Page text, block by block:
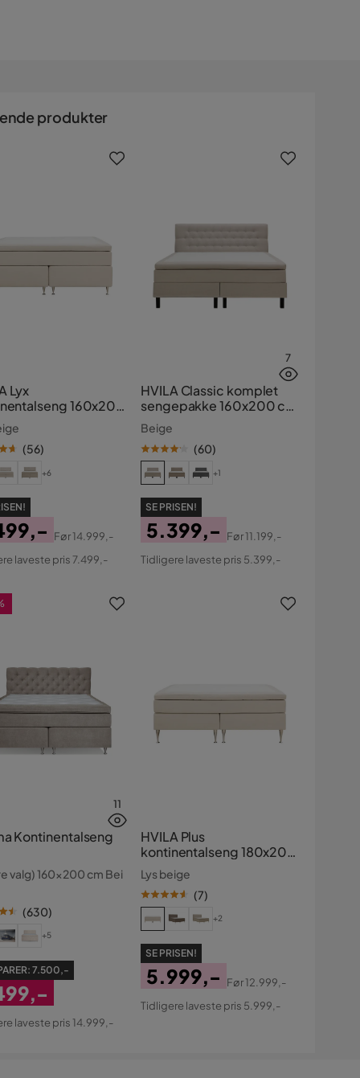
produkter
Lyx
160x200
(56)
+6
Før14.999,-
laveste pris 7.499,-
7
HVILA Classic komplet
sengepakke 160x200 cm
kontinentalseng med
diamant-sengegavl
Beige
(60)
+1
SE PRISEN!
Pris
5.399,-
Original
Før11.199,-
Tidligere laveste pris 5.399,-
11
Kontinentalseng
valg) 160x200 cm Bei
(630)
+5
7.500,-
laveste pris 14.999,-
HVILA Plus
kontinentalseng 180x200
cm
Lys beige
(7)
+2
SE PRISEN!
Pris
5.999,-
Original
Før12.999,-
Tidligere laveste pris 5.999,-